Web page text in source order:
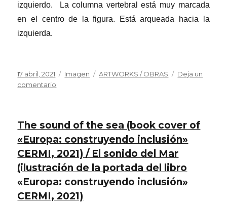
izquierdo. La columna vertebral está muy marcada
en el centro de la figura. Está arqueada hacia la
izquierda.
Publicado
el
17 abril, 2021 Formato
Imagen Categorías
ARTWORKS / OBRAS
Deja un
comentario
backstage
/
Bailarina
entre
bastidores
The sound of the sea (book cover of
«Europa: construyendo inclusión»
CERMI, 2021) / El sonido del Mar
(ilustración de la portada del libro
«Europa: construyendo inclusión»
CERMI, 2021)